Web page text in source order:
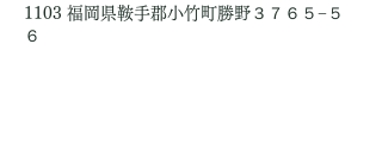
1103 福岡県鞍手郡小竹町勝野３７６５−５
６